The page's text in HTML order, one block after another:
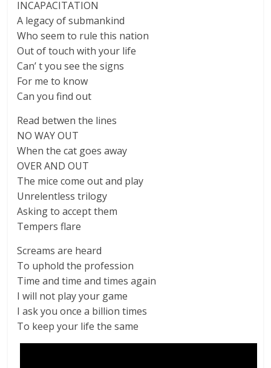
INCAPACITATION
A legacy of submankind
Who seem to rule this nation
Out of touch with your life
Can’ t you see the signs
For me to know
Can you find out
Read betwen the lines
NO WAY OUT
When the cat goes away
OVER AND OUT
The mice come out and play
Unrelentless trilogy
Asking to accept them
Tempers flare
Screams are heard
To uphold the profession
Time and time and times again
I will not play your game
I ask you once a billion times
To keep your life the same